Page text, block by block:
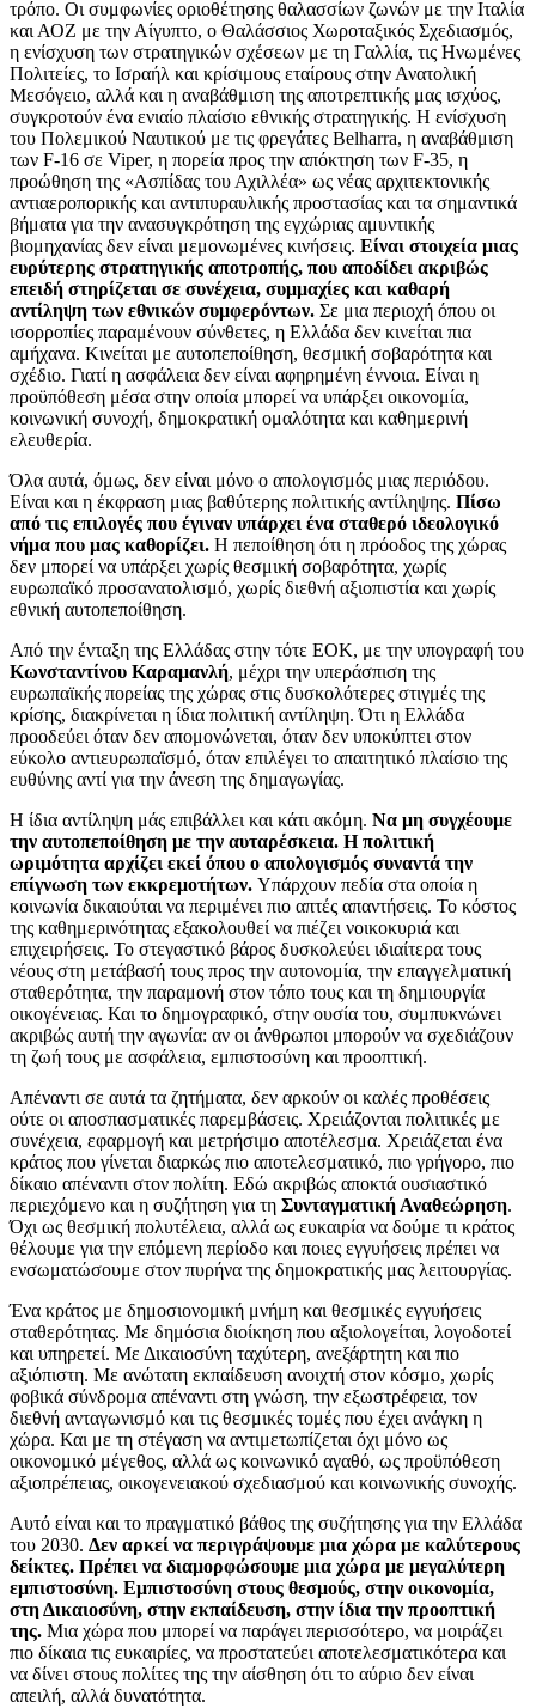
τρόπο. Οι συμφωνίες οριοθέτησης θαλασσίων ζωνών με την Ιταλία
και ΑΟΖ με την Αίγυπτο, ο Θαλάσσιος Χωροταξικός Σχεδιασμός,
η ενίσχυση των στρατηγικών σχέσεων με τη Γαλλία, τις Ηνωμένες
Πολιτείες, το Ισραήλ και κρίσιμους εταίρους στην Ανατολική
Μεσόγειο, αλλά και η αναβάθμιση της αποτρεπτικής μας ισχύος,
συγκροτούν ένα ενιαίο πλαίσιο εθνικής στρατηγικής. Η ενίσχυση
του Πολεμικού Ναυτικού με τις φρεγάτες Belharra, η αναβάθμιση
των F-16 σε Viper, η πορεία προς την απόκτηση των F-35, η
προώθηση της «Ασπίδας του Αχιλλέα» ως νέας αρχιτεκτονικής
αντιαεροπορικής και αντιπυραυλικής προστασίας και τα σημαντικά
βήματα για την ανασυγκρότηση της εγχώριας αμυντικής
βιομηχανίας δεν είναι μεμονωμένες κινήσεις. Είναι στοιχεία μιας
ευρύτερης στρατηγικής αποτροπής, που αποδίδει ακριβώς
επειδή στηρίζεται σε συνέχεια, συμμαχίες και καθαρή
αντίληψη των εθνικών συμφερόντων. Σε μια περιοχή όπου οι
ισορροπίες παραμένουν σύνθετες, η Ελλάδα δεν κινείται πια
αμήχανα. Κινείται με αυτοπεποίθηση, θεσμική σοβαρότητα και
σχέδιο. Γιατί η ασφάλεια δεν είναι αφηρημένη έννοια. Είναι η
προϋπόθεση μέσα στην οποία μπορεί να υπάρξει οικονομία,
κοινωνική συνοχή, δημοκρατική ομαλότητα και καθημερινή
ελευθερία.
Όλα αυτά, όμως, δεν είναι μόνο ο απολογισμός μιας περιόδου.
Είναι και η έκφραση μιας βαθύτερης πολιτικής αντίληψης. Πίσω
από τις επιλογές που έγιναν υπάρχει ένα σταθερό ιδεολογικό
νήμα που μας καθορίζει. Η πεποίθηση ότι η πρόοδος της χώρας
δεν μπορεί να υπάρξει χωρίς θεσμική σοβαρότητα, χωρίς
ευρωπαϊκό προσανατολισμό, χωρίς διεθνή αξιοπιστία και χωρίς
εθνική αυτοπεποίθηση.
Από την ένταξη της Ελλάδας στην τότε ΕΟΚ, με την υπογραφή του
Κωνσταντίνου Καραμανλή, μέχρι την υπεράσπιση της
ευρωπαϊκής πορείας της χώρας στις δυσκολότερες στιγμές της
κρίσης, διακρίνεται η ίδια πολιτική αντίληψη. Ότι η Ελλάδα
προοδεύει όταν δεν απομονώνεται, όταν δεν υποκύπτει στον
εύκολο αντιευρωπαϊσμό, όταν επιλέγει το απαιτητικό πλαίσιο της
ευθύνης αντί για την άνεση της δημαγωγίας.
Η ίδια αντίληψη μάς επιβάλλει και κάτι ακόμη. Να μη συγχέουμε
την αυτοπεποίθηση με την αυταρέσκεια. Η πολιτική
ωριμότητα αρχίζει εκεί όπου ο απολογισμός συναντά την
επίγνωση των εκκρεμοτήτων. Υπάρχουν πεδία στα οποία η
κοινωνία δικαιούται να περιμένει πιο απτές απαντήσεις. Το κόστος
της καθημερινότητας εξακολουθεί να πιέζει νοικοκυριά και
επιχειρήσεις. Το στεγαστικό βάρος δυσκολεύει ιδιαίτερα τους
νέους στη μετάβασή τους προς την αυτονομία, την επαγγελματική
σταθερότητα, την παραμονή στον τόπο τους και τη δημιουργία
οικογένειας. Και το δημογραφικό, στην ουσία του, συμπυκνώνει
ακριβώς αυτή την αγωνία: αν οι άνθρωποι μπορούν να σχεδιάζουν
τη ζωή τους με ασφάλεια, εμπιστοσύνη και προοπτική.
Απέναντι σε αυτά τα ζητήματα, δεν αρκούν οι καλές προθέσεις
ούτε οι αποσπασματικές παρεμβάσεις. Χρειάζονται πολιτικές με
συνέχεια, εφαρμογή και μετρήσιμο αποτέλεσμα. Χρειάζεται ένα
κράτος που γίνεται διαρκώς πιο αποτελεσματικό, πιο γρήγορο, πιο
δίκαιο απέναντι στον πολίτη. Εδώ ακριβώς αποκτά ουσιαστικό
περιεχόμενο και η συζήτηση για τη Συνταγματική Αναθεώρηση.
Όχι ως θεσμική πολυτέλεια, αλλά ως ευκαιρία να δούμε τι κράτος
θέλουμε για την επόμενη περίοδο και ποιες εγγυήσεις πρέπει να
ενσωματώσουμε στον πυρήνα της δημοκρατικής μας λειτουργίας.
Ένα κράτος με δημοσιονομική μνήμη και θεσμικές εγγυήσεις
σταθερότητας. Με δημόσια διοίκηση που αξιολογείται, λογοδοτεί
και υπηρετεί. Με Δικαιοσύνη ταχύτερη, ανεξάρτητη και πιο
αξιόπιστη. Με ανώτατη εκπαίδευση ανοιχτή στον κόσμο, χωρίς
φοβικά σύνδρομα απέναντι στη γνώση, την εξωστρέφεια, τον
διεθνή ανταγωνισμό και τις θεσμικές τομές που έχει ανάγκη η
χώρα. Και με τη στέγαση να αντιμετωπίζεται όχι μόνο ως
οικονομικό μέγεθος, αλλά ως κοινωνικό αγαθό, ως προϋπόθεση
αξιοπρέπειας, οικογενειακού σχεδιασμού και κοινωνικής συνοχής.
Αυτό είναι και το πραγματικό βάθος της συζήτησης για την Ελλάδα
του 2030. Δεν αρκεί να περιγράψουμε μια χώρα με καλύτερους
δείκτες. Πρέπει να διαμορφώσουμε μια χώρα με μεγαλύτερη
εμπιστοσύνη. Εμπιστοσύνη στους θεσμούς, στην οικονομία,
στη Δικαιοσύνη, στην εκπαίδευση, στην ίδια την προοπτική
της. Μια χώρα που μπορεί να παράγει περισσότερο, να μοιράζει
πιο δίκαια τις ευκαιρίες, να προστατεύει αποτελεσματικότερα και
να δίνει στους πολίτες της την αίσθηση ότι το αύριο δεν είναι
απειλή, αλλά δυνατότητα.